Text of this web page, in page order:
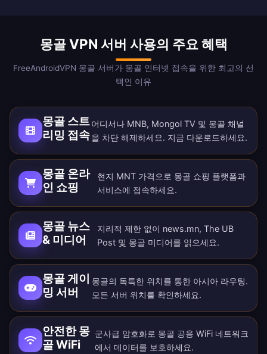
몽골 VPN 서버 사용의 주요 혜택
FreeAndroidVPN 몽골 서버가 몽골 인터넷 접속을 위한 최고의 선
택인 이유
몽골 스트
리밍 접속
어디서나 MNB, Mongol TV 및 몽골 채널
을 차단 해제하세요. 지금 다운로드하세요.
몽골 온라
인 쇼핑
현지 MNT 가격으로 몽골 쇼핑 플랫폼과
서비스에 접속하세요.
몽골 뉴스
& 미디어
지리적 제한 없이 news.mn, The UB
Post 및 몽골 미디어를 읽으세요.
몽골 게이
밍 서버
몽골의 독특한 위치를 통한 아시아 라우팅.
모든 서버 위치를 확인하세요.
안전한 몽
골 WiFi
군사급 암호화로 몽골 공용 WiFi 네트워크
에서 데이터를 보호하세요.